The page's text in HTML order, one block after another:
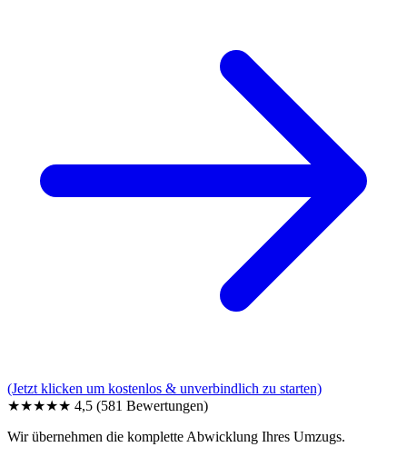
(Jetzt klicken um kostenlos & unverbindlich zu starten)
★★★★★ 4,5 (581 Bewertungen)
Wir übernehmen die komplette Abwicklung Ihres Umzugs.